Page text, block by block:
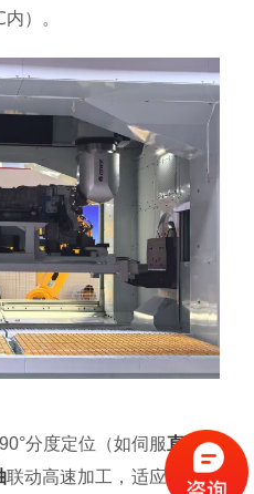
）。
分度定位（如伺服直驱分
联动高速加工，适应新能源